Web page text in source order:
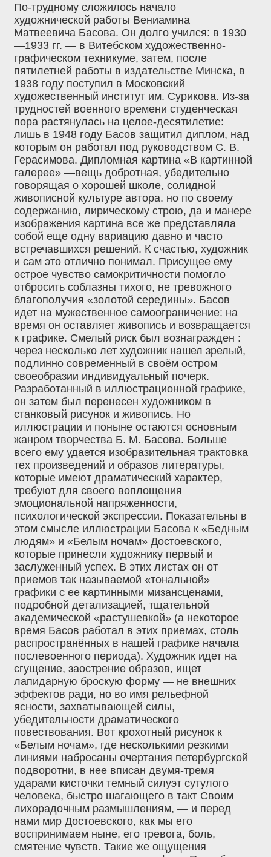
По-трудному сложилось начало
художнической работы Вениамина
Матвеевича Басова. Он долго учился: в 1930
—1933 гг. — в Витебском художественно-
графическом техникуме, затем, после
пятилетней работы в издательстве Минска, в
1938 году поступил в Московский
художественный институт им. Сурикова. Из-за
трудностей военного времени студенческая
пора растянулась на целое-десятилетие:
лишь в 1948 году Басов защитил диплом, над
которым он работал под руководством С. В.
Герасимова. Дипломная картина «В картинной
галерее» —вещь добротная, убедительно
говорящая о хорошей школе, солидной
живописной культуре автора. но по своему
содержанию, лирическому строю, да и манере
изображения картина все же представляла
собой еще одну вариацию давно и часто
встречавшихся решений. К счастью, художник
и сам это отлично понимал. Присущее ему
острое чувство самокритичности помогло
отбросить соблазны тихого, не тревожного
благополучия «золотой середины». Басов
идет на мужественное самоограничение: на
время он оставляет живопись и возвращается
к графике. Смелый риск был вознагражден :
через несколько лет художник нашел зрелый,
подлинно современный в своём остром
своеобразии индивидуальный почерк.
Разработанный в иллюстрационной графике,
он затем был перенесен художником в
станковый рисунок и живопись. Но
иллюстрации и поныне остаются основным
жанром творчества Б. М. Басова. Больше
всего ему удается изобразительная трактовка
тех произведений и образов литературы,
которые имеют драматический характер,
требуют для своего воплощения
эмоциональной напряженности,
психологической экспрессии. Показательны в
этом смысле иллюстрации Басова к «Бедным
людям» и «Белым ночам» Достоевского,
которые принесли художнику первый и
заслуженный успех. В этих листах он от
приемов так называемой «тональной»
графики с ее картинными мизансценами,
подробной детализацией, тщательной
академической «растушевкой» (а некоторое
время Басов работал в этих приемах, столь
распространённых в нашей графике начала
послевоенного периода). Художник идет на
сгущение, заострение образов, ищет
лапидарную броскую форму — не внешних
эффектов ради, но во имя рельефной
ясности, захватывающей силы,
убедительности драматического
повествования. Вот крохотный рисунок к
«Белым ночам», где несколькими резкими
линиями набросаны очертания петербургской
подворотни, в нее вписан двумя-тремя
ударами кисточки темный силуэт сутулого
человека, быстро шагающего в такт Своим
лихорадочным размышлениям, — и перед
нами мир Достоевского, как мы его
воспринимаем ныне, его тревога, боль,
смятение чувств. Такие же ощущения